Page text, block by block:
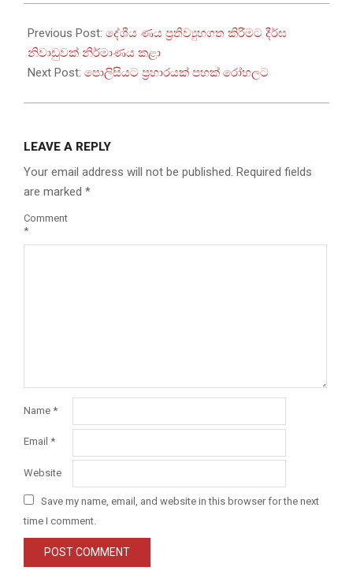
06-
26
Previous Post: දේශීය ණය ප්‍රතිව්‍යුහගත කිරීමට දීර්ඝ
නිවාඩුවක් නිර්මාණය කළා
Next Post: පොලිසියට ප්‍රහාරයක් පහක් රෝහලට
LEAVE A REPLY
Your email address will not be published. Required fields
are marked *
Comment
*
Name *
Email *
Website
Save my name, email, and website in this browser for the next
time I comment.